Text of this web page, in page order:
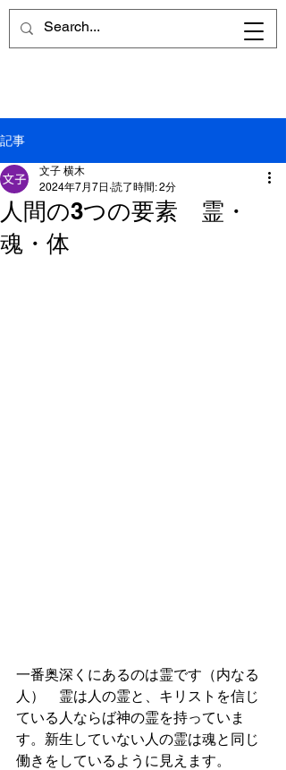
前進を願うすべての女性キリスト
者に向けて
記事
人間の3つの要素 霊・
魂・体
文子 横木
2024年7月7日 読了時間: 2分
一番奥深くにあるのは霊です（内なる
人）　霊は人の霊と、キリストを信じ
ている人ならば神の霊を持っていま
す。新生していない人の霊は魂と同じ
働きをしているように見えます。